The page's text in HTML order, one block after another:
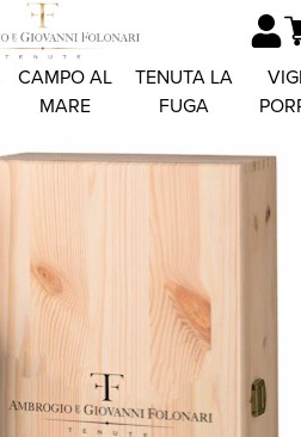
CAMPO AL
MARE
TENUTA LA
FUGA